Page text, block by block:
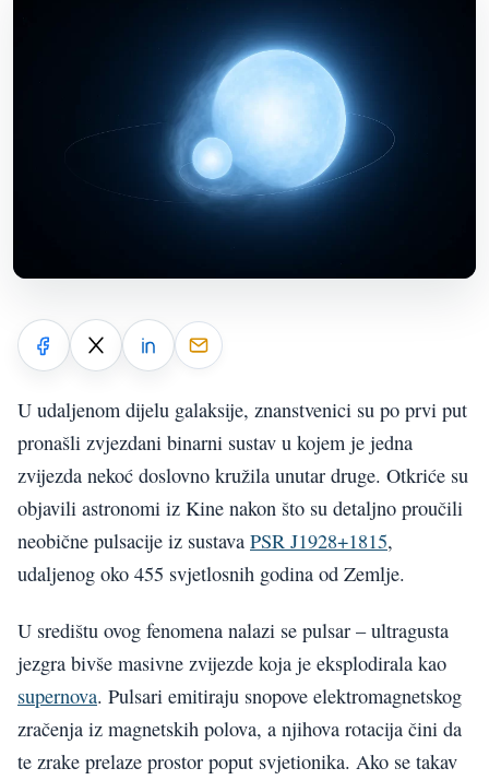
U udaljenom dijelu galaksije, znanstvenici su po prvi put
pronašli zvjezdani binarni sustav u kojem je jedna
zvijezda nekoć doslovno kružila unutar druge. Otkriće su
objavili astronomi iz Kine nakon što su detaljno proučili
neobične pulsacije iz sustava PSR J1928+1815,
udaljenog oko 455 svjetlosnih godina od Zemlje.
U središtu ovog fenomena nalazi se pulsar – ultragusta
jezgra bivše masivne zvijezde koja je eksplodirala kao
supernova. Pulsari emitiraju snopove elektromagnetskog
zračenja iz magnetskih polova, a njihova rotacija čini da
te zrake prelaze prostor poput svjetionika. Ako se takav